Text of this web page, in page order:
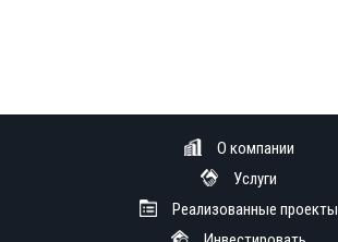
О компании
Услуги
Реализованные проекты